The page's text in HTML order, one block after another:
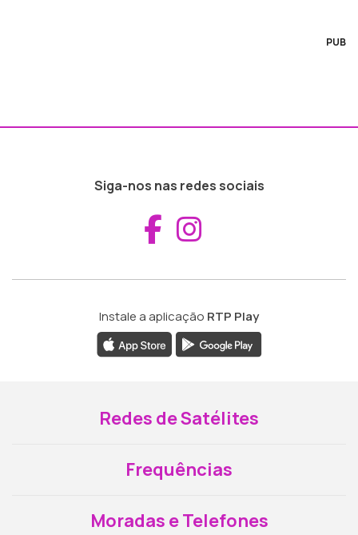
PUB
Siga-nos nas redes sociais
Aceder ao
Instale a aplicação RTP Play
Redes de Satélites
Frequências
Moradas e Telefones